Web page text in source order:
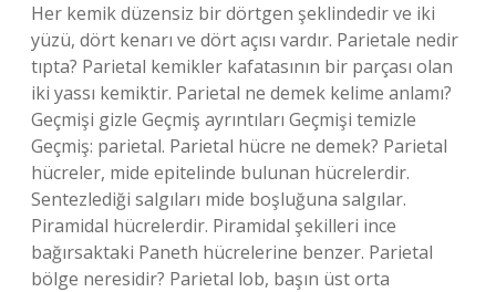
Her kemik düzensiz bir dörtgen şeklindedir ve iki
yüzü, dört kenarı ve dört açısı vardır. Parietale nedir
tıpta? Parietal kemikler kafatasının bir parçası olan
iki yassı kemiktir. Parietal ne demek kelime anlamı?
Geçmişi gizle Geçmiş ayrıntıları Geçmişi temizle
Geçmiş: parietal. Parietal hücre ne demek? Parietal
hücreler, mide epitelinde bulunan hücrelerdir.
Sentezlediği salgıları mide boşluğuna salgılar.
Piramidal hücrelerdir. Piramidal şekilleri ince
bağırsaktaki Paneth hücrelerine benzer. Parietal
bölge neresidir? Parietal lob, başın üst orta